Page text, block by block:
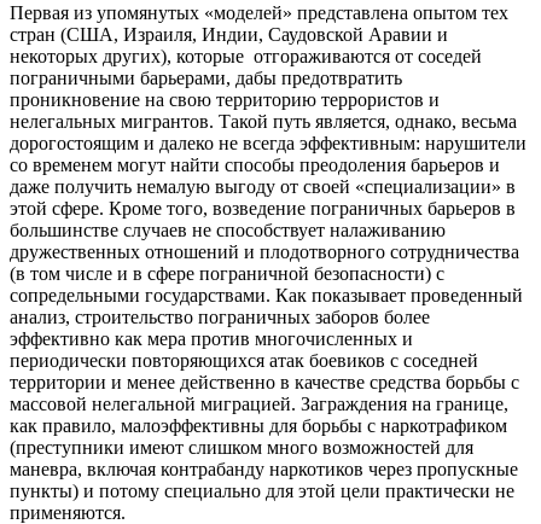
Первая из упомянутых «моделей» представлена опытом тех
стран (США, Израиля, Индии, Саудовской Аравии и
некоторых других), которые отгораживаются от соседей
пограничными барьерами, дабы предотвратить
проникновение на свою территорию террористов и
нелегальных мигрантов. Такой путь является, однако, весьма
дорогостоящим и далеко не всегда эффективным: нарушители
со временем могут найти способы преодоления барьеров и
даже получить немалую выгоду от своей «специализации» в
этой сфере. Кроме того, возведение пограничных барьеров в
большинстве случаев не способствует налаживанию
дружественных отношений и плодотворного сотрудничества
(в том числе и в сфере пограничной безопасности) с
сопредельными государствами. Как показывает проведенный
анализ, строительство пограничных заборов более
эффективно как мера против многочисленных и
периодически повторяющихся атак боевиков с соседней
территории и менее действенно в качестве средства борьбы с
массовой нелегальной миграцией. Заграждения на границе,
как правило, малоэффективны для борьбы с наркотрафиком
(преступники имеют слишком много возможностей для
маневра, включая контрабанду наркотиков через пропускные
пункты) и потому специально для этой цели практически не
применяются.